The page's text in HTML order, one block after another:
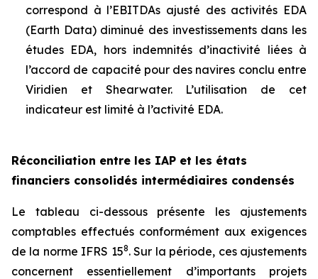
correspond à l’EBITDAs ajusté des activités EDA
(Earth Data) diminué des investissements dans les
études EDA, hors indemnités d’inactivité liées à
l’accord de capacité pour des navires conclu entre
Viridien et Shearwater. L’utilisation de cet
indicateur est limité à l’activité EDA.
Réconciliation entre les IAP et les états
financiers consolidés intermédiaires condensés
Le tableau ci-dessous présente les ajustements
comptables effectués conformément aux exigences
de la norme IFRS 158. Sur la période, ces ajustements
concernent essentiellement d’importants projets